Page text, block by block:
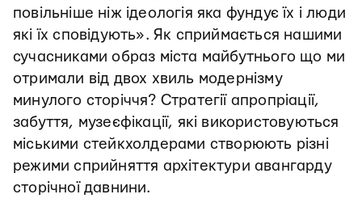
повільніше ніж ідеологія яка фундує їх і люди
які їх сповідують». Як сприймається нашими
сучасниками образ міста майбутнього що ми
отримали від двох хвиль модернізму
минулого сторіччя? Стратегії апропріації,
забуття, музеєфікації, які використовуються
міськими стейкхолдерами створюють різні
режими сприйняття архітектури авангарду
сторічної давнини.